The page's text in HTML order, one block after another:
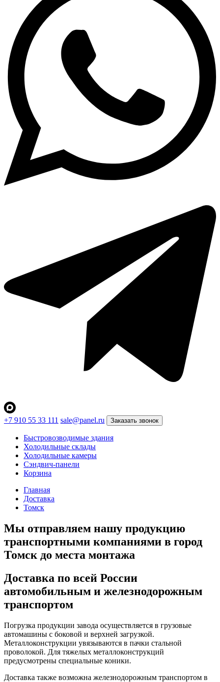
+7 910 55 33 111 sale@panel.ru Заказать звонок
Быстровозводимые здания
Холодильные склады
Холодильные камеры
Сэндвич-панели
Корзина
Главная
Доставка
Томск
Мы отправляем нашу продукцию
транспортными компаниями в город
Томск до места монтажа
Доставка по всей России
автомобильным и железнодорожным
транспортом
Погрузка продукции завода осуществляется в грузовые
автомашины с боковой и верхней загрузкой.
Металлоконструкции увязываются в пачки стальной
проволокой. Для тяжелых металлоконструкций
предусмотрены специальные коники.
Доставка также возможна железнодорожным транспортом в